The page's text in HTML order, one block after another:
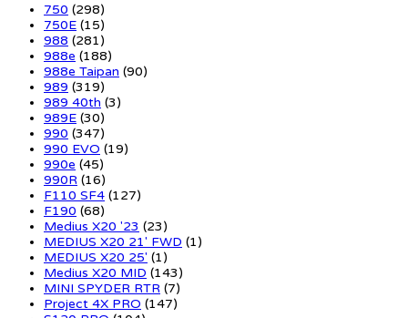
750 (298)
750E (15)
988 (281)
988e (188)
988e Taipan (90)
989 (319)
989 40th (3)
989E (30)
990 (347)
990 EVO (19)
990e (45)
990R (16)
F110 SF4 (127)
F190 (68)
Medius X20 '23 (23)
MEDIUS X20 21' FWD (1)
MEDIUS X20 25' (1)
Medius X20 MID (143)
MINI SPYDER RTR (7)
Project 4X PRO (147)